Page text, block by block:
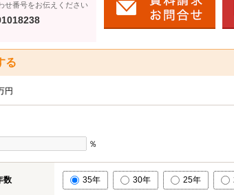
せ番号をお伝えください
る
円
％
数 35年 30年 25年